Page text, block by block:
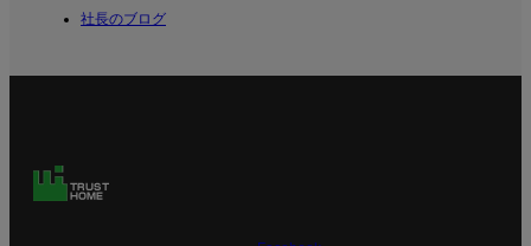
社長のブログ